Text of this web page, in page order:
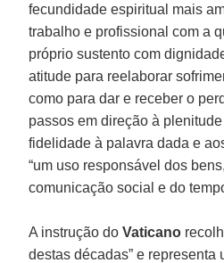
fecundidade espiritual mais
trabalho e profissional com a
próprio sustento com
atitude para reelaborar
como para dar e receber o
passos em direção à plenitude
fidelidade à palavra dada e
“um uso responsável dos
comunicação social e do
A instrução doVaticano
destas décadas” e representa